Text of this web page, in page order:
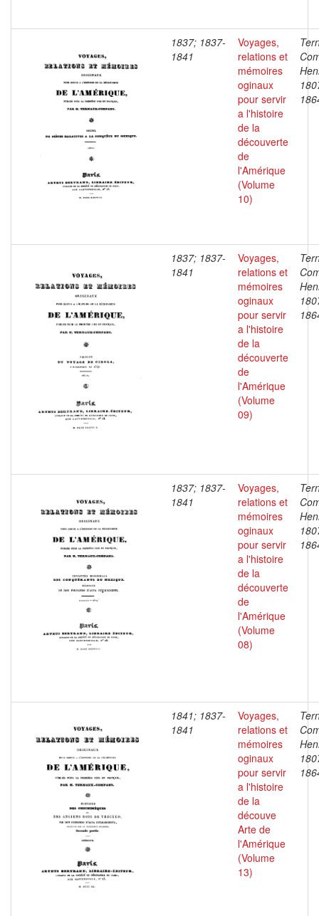
1837; 1837-
1841
Voyages,
relations et
mémoires
oginaux
pour servir
a l'histoire
de la
découverte
de
l'Amérique
(Volume
10)
1837; 1837-
1841
Voyages,
relations et
mémoires
oginaux
pour servir
a l'histoire
de la
découverte
de
l'Amérique
(Volume
09)
1837; 1837-
1841
Voyages,
relations et
mémoires
oginaux
pour servir
a l'histoire
de la
découverte
de
l'Amérique
(Volume
08)
1841; 1837-
1841
Voyages,
relations et
mémoires
oginaux
pour servir
a l'histoire
de la
découve
Arte de
l'Amérique
(Volume
13)